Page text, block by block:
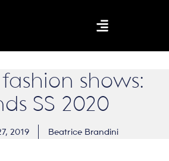
shows:
SS 2020
2019 Beatrice Brandini